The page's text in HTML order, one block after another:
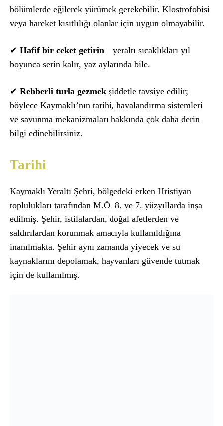
bölümlerde eğilerek yürümek gerekebilir. Klostrofobisi
veya hareket kısıtlılığı olanlar için uygun olmayabilir.
✔ Hafif bir ceket getirin—yeraltı sıcaklıkları yıl
boyunca serin kalır, yaz aylarında bile.
✔ Rehberli turla gezmek şiddetle tavsiye edilir;
böylece Kaymaklı’nın tarihi, havalandırma sistemleri
ve savunma mekanizmaları hakkında çok daha derin
bilgi edinebilirsiniz.
Tarihi
Kaymaklı Yeraltı Şehri, bölgedeki erken Hristiyan
toplulukları tarafından M.Ö. 8. ve 7. yüzyıllarda inşa
edilmiş. Şehir, istilalardan, doğal afetlerden ve
saldırılardan korunmak amacıyla kullanıldığına
inanılmakta. Şehir aynı zamanda yiyecek ve su
kaynaklarını depolamak, hayvanları güvende tutmak
için de kullanılmış.